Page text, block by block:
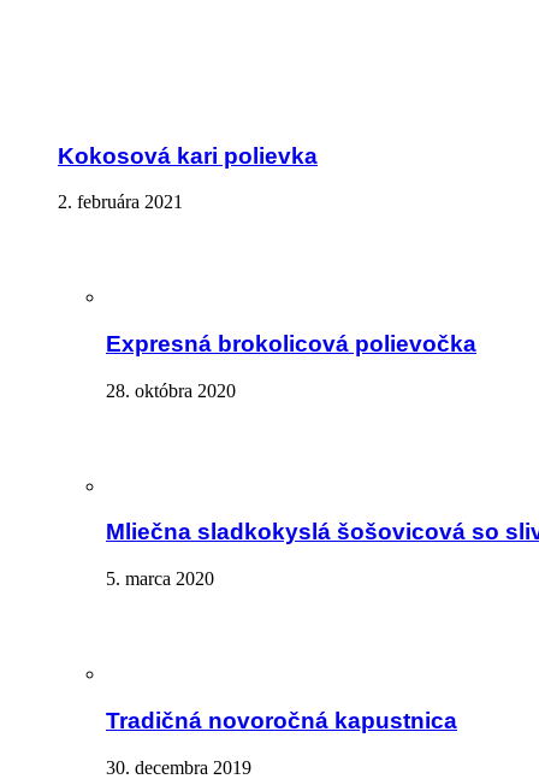
Kokosová kari polievka
2. februára 2021
Expresná brokolicová polievočka
28. októbra 2020
Mliečna sladkokyslá šošovicová so
5. marca 2020
Tradičná novoročná kapustnica
30. decembra 2019